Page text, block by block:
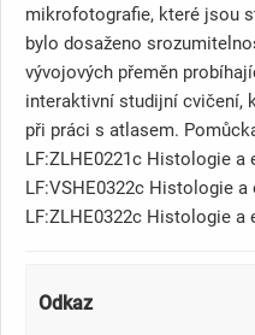
mikrofotografie, které jsou
bylo dosaženo
vývojových přeměn
interaktivní studijní cvičení,
při práci s atlasem.
LF:ZLHE0221c Histologie
LF:VSHE0322c Histologie
LF:ZLHE0322c Histologie
Odkaz